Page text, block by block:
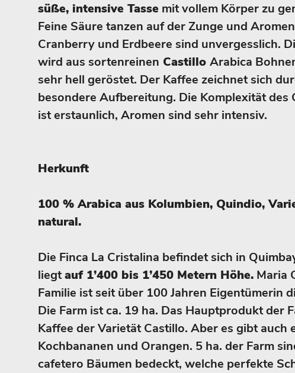
süße, intensive Tasse mit vollem Körper zu
Feine Säure tanzen auf der Zunge und
Cranberry und Erdbeere sind unvergesslich.
wird aus sortenreinen Castillo Arabica
sehr hell geröstet. Der Kaffee zeichnet sich
besondere Aufbereitung. Die Komplexität des
ist erstaunlich, Aromen sind sehr intensiv.
Herkunft
100 % Arabica aus Kolumbien, Quindio,
natural.
Die Finca La Cristalina befindet sich in
liegtauf 1’400 bis 1’450 Metern Höhe. Maria
Familie ist seit über 100 Jahren Eigentümerin
Die Farm ist ca. 19 ha. Das Hauptprodukt der
Kaffee der Varietät Castillo. Aber es gibt auch
Kochbananen und Orangen. 5 ha. der Farm
cafetero Bäumen bedeckt, welche perfekte